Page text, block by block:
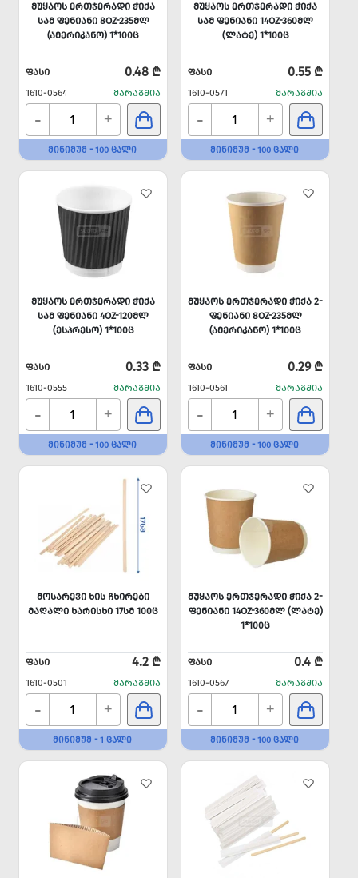
ᲛᲣᲧᲐᲝᲡ ᲔᲠᲗᲯᲔᲠᲐᲓᲘ ᲭᲘᲥᲐ
ᲡᲐᲛ ᲤᲔᲜᲘᲐᲜᲘ 8OZ-235ᲛᲚ
(ᲐᲛᲔᲠᲘᲙᲐᲜᲝ) 1*100Ც
ᲤᲐᲡᲘ 0.48 ₾
1610-0564 ᲛᲐᲠᲐᲒᲨᲘᲐ
- +
ᲛᲘᲜᲘᲛᲣᲛ - 100 ᲪᲐᲚᲘ
ᲛᲣᲧᲐᲝᲡ ᲔᲠᲗᲯᲔᲠᲐᲓᲘ ᲭᲘᲥᲐ
ᲡᲐᲛ ᲤᲔᲜᲘᲐᲜᲘ 14OZ-360ᲛᲚ
(ᲚᲐᲢᲔ) 1*100Ც
ᲤᲐᲡᲘ 0.55 ₾
1610-0571 ᲛᲐᲠᲐᲒᲨᲘᲐ
- +
ᲛᲘᲜᲘᲛᲣᲛ - 100 ᲪᲐᲚᲘ
ᲛᲣᲧᲐᲝᲡ ᲔᲠᲗᲯᲔᲠᲐᲓᲘ ᲭᲘᲥᲐ
ᲡᲐᲛ ᲤᲔᲜᲘᲐᲜᲘ 4OZ-120ᲛᲚ
(ᲔᲡᲞᲠᲔᲡᲝ) 1*100Ც
ᲤᲐᲡᲘ 0.33 ₾
1610-0555 ᲛᲐᲠᲐᲒᲨᲘᲐ
- +
ᲛᲘᲜᲘᲛᲣᲛ - 100 ᲪᲐᲚᲘ
ᲛᲣᲧᲐᲝᲡ ᲔᲠᲗᲯᲔᲠᲐᲓᲘ ᲭᲘᲥᲐ 2-
ᲤᲔᲜᲘᲐᲜᲘ 8OZ-235ᲛᲚ
(ᲐᲛᲔᲠᲘᲙᲐᲜᲝ) 1*100Ც
ᲤᲐᲡᲘ 0.29 ₾
1610-0561 ᲛᲐᲠᲐᲒᲨᲘᲐ
- +
ᲛᲘᲜᲘᲛᲣᲛ - 100 ᲪᲐᲚᲘ
ᲛᲝᲡᲐᲠᲔᲕᲘ ᲮᲘᲡ ᲩᲮᲘᲠᲔᲑᲘ
ᲛᲐᲦᲐᲚᲘ ᲮᲐᲠᲘᲡᲮᲘ 17ᲡᲛ 100Ც
ᲤᲐᲡᲘ 4.2 ₾
1610-0501 ᲛᲐᲠᲐᲒᲨᲘᲐ
- +
ᲛᲘᲜᲘᲛᲣᲛ - 1 ᲪᲐᲚᲘ
ᲛᲣᲧᲐᲝᲡ ᲔᲠᲗᲯᲔᲠᲐᲓᲘ ᲭᲘᲥᲐ 2-
ᲤᲔᲜᲘᲐᲜᲘ 14OZ-360ᲛᲚ (ᲚᲐᲢᲔ)
1*100Ც
ᲤᲐᲡᲘ 0.4 ₾
1610-0567 ᲛᲐᲠᲐᲒᲨᲘᲐ
- +
ᲛᲘᲜᲘᲛᲣᲛ - 100 ᲪᲐᲚᲘ